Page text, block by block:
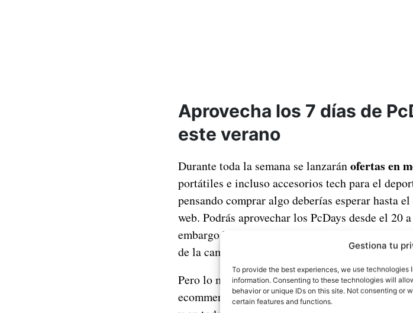
Gestiona tu
To provide the best experiences, we use
information. Consenting to these technologies will
behavior or unique IDs on this site. Not consenting or
certain features and functions.
Aprovecha los 7 días de
este verano
Durante toda la semana se lanzaránofertas en
portátiles e incluso accesorios tech para el
pensando comprar algo deberías esperar hasta
web. Podrás aprovechar los PcDays desde el
embargo ha habido una
de la campaña:
https://
Pero lo mejor de todo no es solo que podrás
ecommerce murciano también ofrece